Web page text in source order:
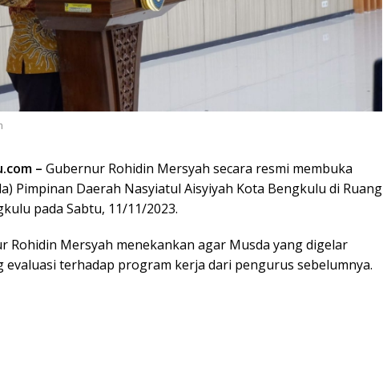
– Gubernur Rohidin Mersyah secara resmi membuka
Pimpinan Daerah Nasyiatul Aisyiyah Kota Bengkulu di Ruang
pada Sabtu, 11/11/2023.
Rohidin Mersyah menekankan agar Musda yang digelar
terhadap program kerja dari pengurus sebelumnya.